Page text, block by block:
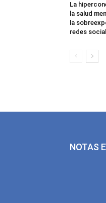
La
la salud
la
redes
NOTAS